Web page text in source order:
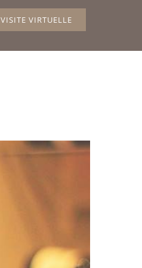
VISITE VIRTUELLE